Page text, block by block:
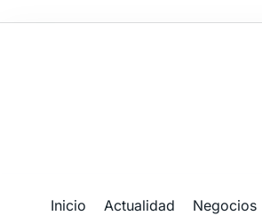
Inicio Actualidad Negocios